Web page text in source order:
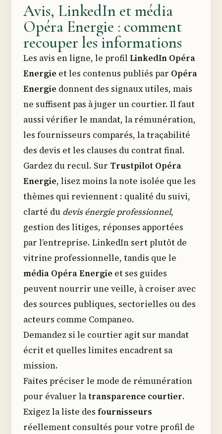
Avis, LinkedIn et média
Opéra Energie : comment
recouper les informations
Les avis en ligne, le profil LinkedIn Opéra
Energie et les contenus publiés par Opéra
Energie donnent des signaux utiles, mais
ne suffisent pas à juger un courtier. Il faut
aussi vérifier le mandat, la rémunération,
les fournisseurs comparés, la traçabilité
des devis et les clauses du contrat final.
Gardez du recul. Sur Trustpilot Opéra
Energie, lisez moins la note isolée que les
thèmes qui reviennent : qualité du suivi,
clarté du devis énergie professionnel,
gestion des litiges, réponses apportées
par l’entreprise. LinkedIn sert plutôt de
vitrine professionnelle, tandis que le
média Opéra Energie et ses guides
peuvent nourrir une veille, à croiser avec
des sources publiques, sectorielles ou des
acteurs comme Companeo.
Demandez si le courtier agit sur mandat
écrit et quelles limites encadrent sa
mission.
Faites préciser le mode de rémunération
pour évaluer latransparence courtier.
Exigez la liste des fournisseurs
réellement consultés pour votre profil de